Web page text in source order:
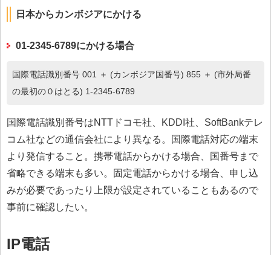
日本からカンボジアにかける
01-2345-6789にかける場合
国際電話識別番号 001 ＋ (カンボジア国番号) 855 ＋ (市外局番
の最初の０はとる) 1-2345-6789
国際電話識別番号はNTTドコモ社、KDDI社、SoftBankテレ
コム社などの通信会社により異なる。国際電話対応の端末
より発信すること。携帯電話からかける場合、国番号まで
省略できる端末も多い。固定電話からかける場合、申し込
みが必要であったり上限が設定されていることもあるので
事前に確認したい。
IP電話